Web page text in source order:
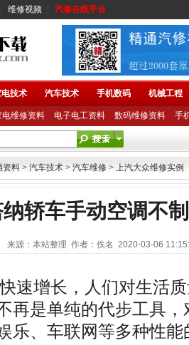
┆ 维修视频 ┆ 汽修在线平台
技术 汽车技术 手机数码 机械工程
电维修资料 电子电工资料 数码维修资料 手
资料 > 汽车技术 > 汽车维修 > 上汽大众维修实例
轿车手动空调不
来源：本站整理 作者：佚名 2020-03-06
速增长，人们对生活
再是单纯的代步工具
乐、车联网等多种性